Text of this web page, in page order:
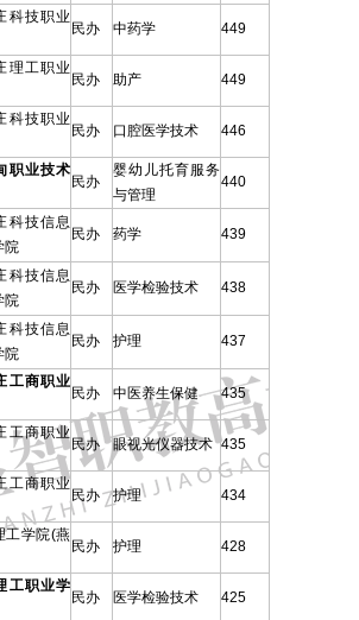
科技职业
民办 中药学 449
理工职业
民办 助产 449
科技职业
民办 口腔医学技术 446
职业技术
民办
婴幼儿托育服务
与管理
440
科技信息
院
民办 药学 439
科技信息
院
民办 医学检验技术 438
科技信息
院
民办 护理 437
工商职业
民办 中医养生保健 435
工商职业
民办 眼视光仪器技术 435
工商职业
民办 护理 434
工学院(燕
民办 护理 428
工职业学
民办 医学检验技术 425